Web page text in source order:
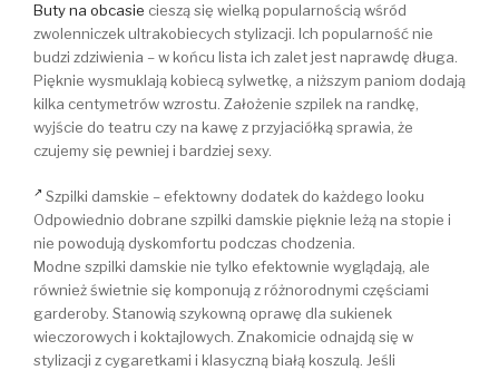
Buty na obcasie cieszą się wielką popularnością wśród
zwolenniczek ultrakobiecych stylizacji. Ich popularność nie
budzi zdziwienia – w końcu lista ich zalet jest naprawdę długa.
Pięknie wysmuklają kobiecą sylwetkę, a niższym paniom dodają
kilka centymetrów wzrostu. Założenie szpilek na randkę,
wyjście do teatru czy na kawę z przyjaciółką sprawia, że
czujemy się pewniej i bardziej sexy.
Szpilki damskie – efektowny dodatek do każdego looku
Odpowiednio dobrane szpilki damskie pięknie leżą na stopie i
nie powodują dyskomfortu podczas chodzenia.
Modne szpilki damskie nie tylko efektownie wyglądają, ale
również świetnie się komponują z różnorodnymi częściami
garderoby. Stanowią szykowną oprawę dla sukienek
wieczorowych i koktajlowych. Znakomicie odnajdą się w
stylizacji z cygaretkami i klasyczną białą koszulą. Jeśli